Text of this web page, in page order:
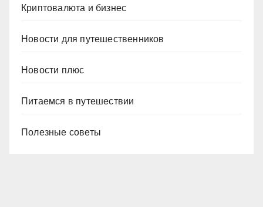
Криптовалюта и бизнес
Новости для путешественников
Новости плюс
Питаемся в путешествии
Полезные советы